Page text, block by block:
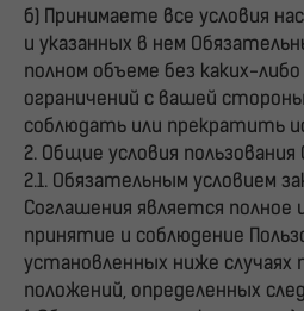
б) Принимаете все условия
и указанных в нем
полном объеме без каких-
ограничений с вашей
соблюдать или прекратить
2. Общие условия пользования
2.1. Обязательным условием
Соглашения является полное
принятие и соблюдение
установленных ниже случаях
положений, определенных